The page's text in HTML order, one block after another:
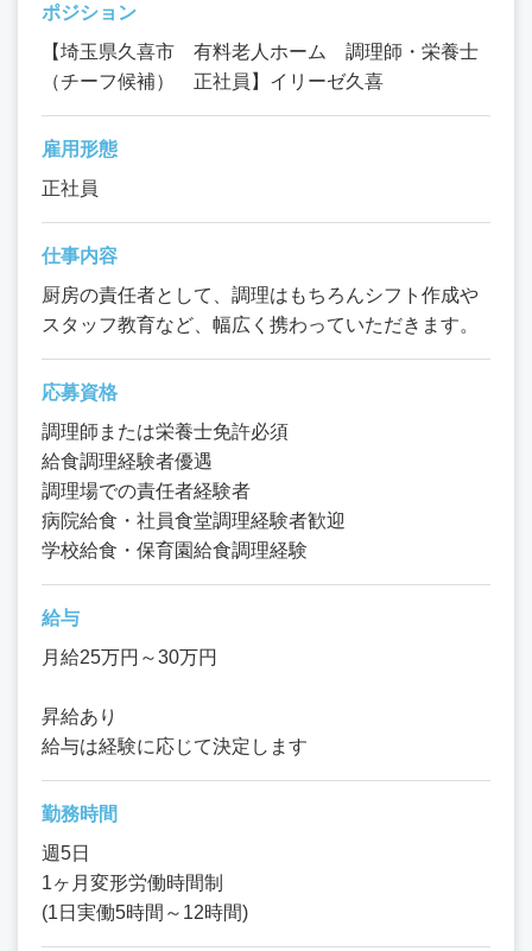
ポジション
【埼玉県久喜市 有料老人ホーム 調理師・栄養士
（チーフ候補） 正社員】イリーゼ久喜
雇用形態
正社員
仕事内容
厨房の責任者として、調理はもちろんシフト作成や
スタッフ教育など、幅広く携わっていただきます。
応募資格
調理師または栄養士免許必須
給食調理経験者優遇
調理場での責任者経験者
病院給食・社員食堂調理経験者歓迎
学校給食・保育園給食調理経験
給与
月給25万円～30万円
昇給あり
給与は経験に応じて決定します
勤務時間
週5日
1ヶ月変形労働時間制
(1日実働5時間～12時間)